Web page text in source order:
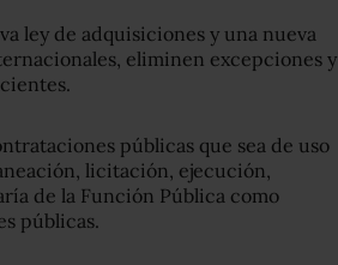
ley de adquisiciones y una nueva
eliminen excepciones y
públicas que sea de uso
licitación, ejecución,
de la Función Pública como
públicas.